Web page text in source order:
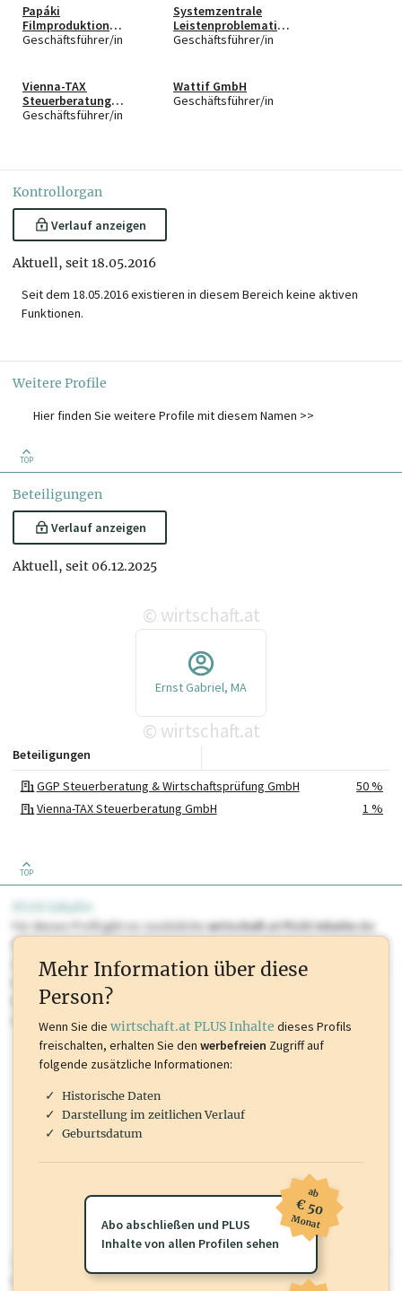
Papáki
Filmproduktion
GmbH
Geschäftsführer/in
Systemzentrale
Leistenproblematik
GmbH
Geschäftsführer/in
Vienna-TAX
Steuerberatung
GmbH
Geschäftsführer/in
Wattif GmbH
Geschäftsführer/in
Kontrollorgan
Verlauf anzeigen
Aktuell, seit 18.05.2016
Seit dem 18.05.2016 existieren in diesem Bereich keine aktiven
Funktionen.
Weitere Profile
Hier finden Sie weitere Profile mit diesem Namen >>
TOP
Beteiligungen
Verlauf anzeigen
Aktuell, seit 06.12.2025
© wirtschaft.at
Ernst Gabriel, MA
© wirtschaft.at
GGP Steuerberatung & Wirtschaftsprüfung GmbH
50 %
Vienna-TAX Steuerberatung GmbH
1 %
Beteiligungen
TOP
Für dieses Profil gibt es zusätzlichewirtschaft.at PLUS Inhaltedie
Sie momentan nicht einsehen können. Schalten Sie dieses Profil frei
oder loggen Sie sich ein um diese Inhalte zu sehen. wirtschaft.at PLUS
Marken, Patente, Rechtstatsachen, OTS-Aussendungen, und viele
mehr.
Für dieses Profil gibt es zusätzlichewirtschaft.at PLUS Inhalte
Mehr Information über diese
Person?
Wenn Sie die wirtschaft.at PLUS Inhalte dieses Profils
freischalten, erhalten Sie den werbefreien Zugriff auf
folgende zusätzliche Informationen:
Historische Daten
Darstellung im zeitlichen Verlauf
Geburtsdatum
Abo abschließen und PLUS
Inhalte von allen Profilen sehen
ab
€ 50
Monat